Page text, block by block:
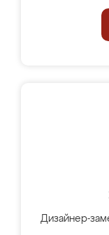
Дизайнер-